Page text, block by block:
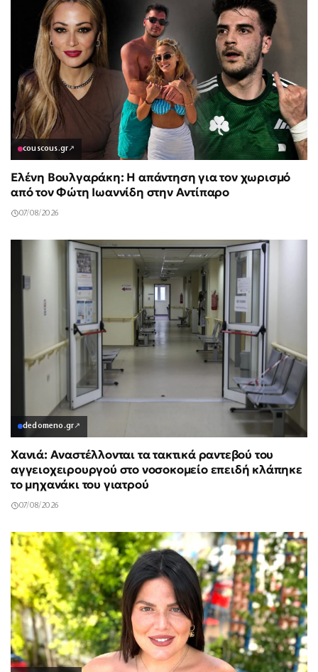
couscous.gr↗
Ελένη Βουλγαράκη: Η απάντηση για τον χωρισμό
από τον Φώτη Ιωαννίδη στην Αντίπαρο
07/08/2026
dedomeno.gr↗
Χανιά: Αναστέλλονται τα τακτικά ραντεβού του
αγγειοχειρουργού στο νοσοκομείο επειδή κλάπηκε
το μηχανάκι του γιατρού
07/08/2026